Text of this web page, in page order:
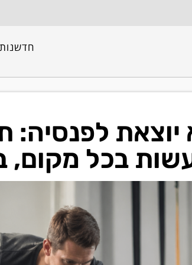
חדשנות
לפנסיה:
בכל מקום,